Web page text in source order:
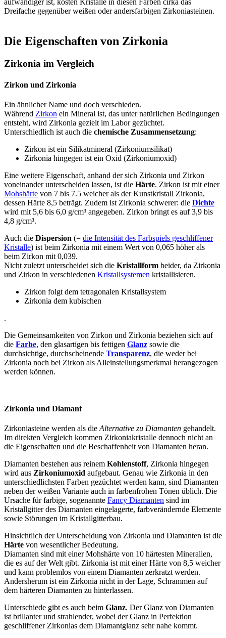
Dreifache gegenüber weißen oder andersfarbigen Zirkoniasteinen.
Die Eigenschaften von Zirkonia
Zirkonia im Vergleich
Zirkon und Zirkonia
Ein ähnlicher Name und doch verschieden.
Während Zirkon ein Mineral ist, das unter natürlichen Bedingungen
entsteht, wird Zirkonia gezielt im Labor gezüchtet.
Unterschiedlich ist auch die chemische Zusammensetzung:
Zirkon ist ein Silikatmineral (Zirkoniumsilikat)
Zirkonia hingegen ist ein Oxid (Zirkoniumoxid)
Eine weitere Eigenschaft, anhand der sich Zirkonia und Zirkon
voneinander unterscheiden lassen, ist die Härte. Zirkon ist mit einer
Mohshärte von 7 bis 7.5 weicher als der Kunstkristall Zirkonia,
dessen Härte 8,5 beträgt. Zudem ist Zirkonia schwerer: die Dichte
wird mit 5,6 bis 6,0 g/cm³ angegeben. Zirkon bringt es auf 3,9 bis
4,8 g/cm³.
Auch die Dispersion (= die Intensität des Farbspiels geschliffener
Kristalle) ist beim Zirkonia mit einem Wert von 0,065 höher als
beim Zirkon mit 0,039.
Nicht zuletzt unterscheidet sich die Kristallform beider, da Zirkonia
und Zirkon in verschiedenen Kristallsystemen kristallisieren.
Zirkon folgt dem tetragonalen Kristallsystem
Zirkonia dem kubischen
.
Die Gemeinsamkeiten von Zirkon und Zirkonia beziehen sich auf
die Farbe, den glasartigen bis fettigen Glanz sowie die
durchsichtige, durchscheinende Transparenz, die weder bei
Zirkonia noch bei Zirkon als Alleinstellungsmerkmal herangezogen
werden können.
Zirkonia und Diamant
Zirkoniasteine werden als die Alternative zu Diamanten gehandelt.
Im direkten Vergleich kommen Zirkoniakristalle dennoch nicht an
die Eigenschaften und die Beschaffenheit von Diamanten heran.
Diamanten bestehen aus reinem Kohlenstoff, Zirkonia hingegen
wird aus Zirkoniumoxid aufgebaut. Genau wie Zirkonia in den
unterschiedlichsten Farben gezüchtet werden kann, sind Diamanten
neben der weißen Variante auch in farbenfrohen Tönen üblich. Die
Ursache für farbige, sogenannte Fancy Diamanten sind im
Kristallgitter des Diamanten eingelagerte, farbverändernde Elemente
sowie Störungen im Kristallgitterbau.
Hinsichtlich der Unterscheidung von Zirkonia und Diamanten ist die
Härte von wesentlicher Bedeutung.
Diamanten sind mit einer Mohshärte von 10 härtesten Mineralien,
die es auf der Welt gibt. Zirkonia ist mit einer Härte von 8,5 weicher
und kann problemlos von einem Diamanten zerkratzt werden.
Andersherum ist ein Zirkonia nicht in der Lage, Schrammen auf
dem härteren Diamanten zu hinterlassen.
Unterschiede gibt es auch beim Glanz. Der Glanz von Diamanten
ist brillanter und strahlender, wobei der Glanz in Perfektion
geschliffener Zirkonias dem Diamantglanz sehr nahe kommt.